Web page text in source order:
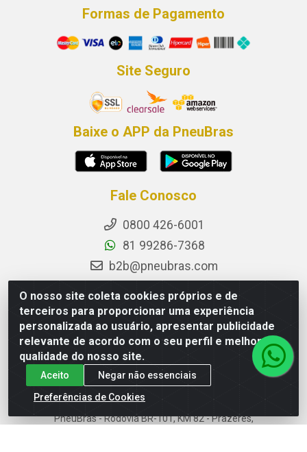
O nosso site coleta cookies próprios e de
terceiros para proporcionar uma experiência
personalizada ao usuário, apresentar publicidade
relevante de acordo com o seu perfil e melhorar a
qualidade do nosso site.
Aceito
Negar não essenciais
Preferências de Cookies
Formas de Pagamento
Site Seguro
Baixe o APP da PneuBras
Fale Conosco
0800 426-6001
81 99286-7368
b2b@pneubras.com
Instagram
Facebook
Privacidade e Dados (DPO):
dpo.pneubras@pneubras.com
PneuBras - Rodovia BR-101, KM 82 - Prazeres,